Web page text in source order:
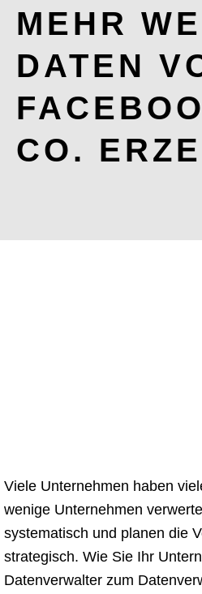
MEHR
DATEN
CO.
Viele Unternehmen haben
wenige Unternehmen
systematisch und planen die
strategisch. Wie Sie Ihr
Datenverwalter zum